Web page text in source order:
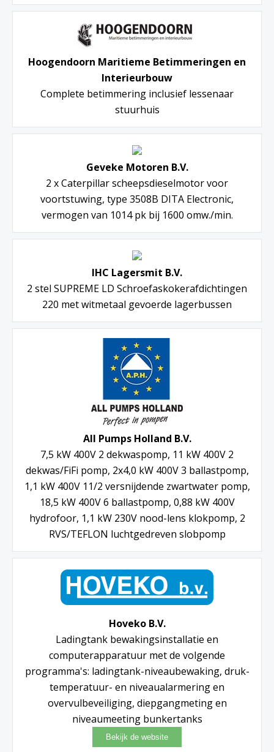
Hoogendoorn Maritieme Betimmeringen en
Interieurbouw
Complete betimmering inclusief lessenaar
stuurhuis
Geveke Motoren B.V.
2 x Caterpillar scheepsdieselmotor voor
voortstuwing, type 3508B DITA Electronic,
vermogen van 1014 pk bij 1600 omw./min.
IHC Lagersmit B.V.
2 stel SUPREME LD Schroefaskokerafdichtingen
220 met witmetaal gevoerde lagerbussen
All Pumps Holland B.V.
7,5 kW 400V 2 dekwaspomp, 11 kW 400V 2
dekwas/FiFi pomp, 2x4,0 kW 400V 3 ballastpomp,
1,1 kW 400V 11/2 versnijdende zwartwater pomp,
18,5 kW 400V 6 ballastpomp, 0,88 kW 400V
hydrofoor, 1,1 kW 230V nood-lens klokpomp, 2
RVS/TEFLON luchtgedreven slobpomp
Hoveko B.V.
Ladingtank bewakingsinstallatie en
computerapparatuur met de volgende
programma's: ladingtank-niveaubewaking, druk-
temperatuur- en niveaualarmering en
overvulbeveiliging, diepgangmeting en
niveaumeeting bunkertanks